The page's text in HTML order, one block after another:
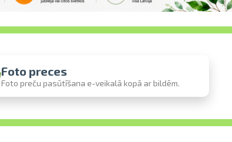
Foto preces
Foto preču pasūtīšana e-veikalā kopā ar bildēm.